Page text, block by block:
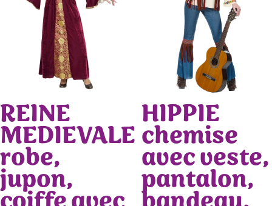
REINE
MEDIEVALE
robe,
jupon,
HIPPIE
chemise
avec veste,
pantalon,